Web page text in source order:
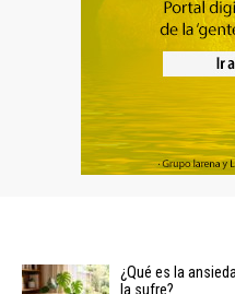
¿Qué es la